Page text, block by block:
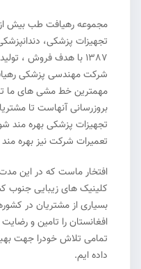
تجهیزات پزشکی،
1387 با هدف فروش ،
شرکت مهندسی پزشکی
مهمترین خط مشی های ما
بروزرسانی آنهاست تا
تجهیزات پزشکی بهره مند
تعمیرات شرکت نیز بهره
کلینیک های زیبایی جنوب
بسیاری از مشتریان در
افغانستان را تامین و
تمامی تلاش خودرا جهت
داده ایم.